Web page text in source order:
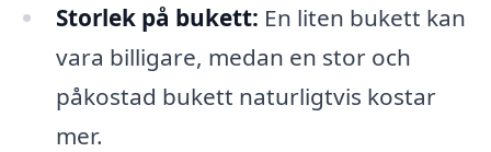
Storlek på bukett: En liten bukett kan
vara billigare, medan en stor och
påkostad bukett naturligtvis kostar
mer.